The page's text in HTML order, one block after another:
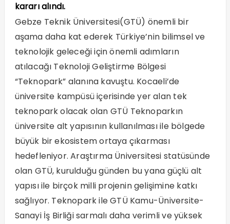
kararı alındı.
Gebze Teknik Üniversitesi(GTÜ) önemli bir
aşama daha kat ederek Türkiye’nin bilimsel ve
teknolojik geleceği için önemli adımların
atılacağı Teknoloji Geliştirme Bölgesi
“Teknopark” alanına kavuştu. Kocaeli’de
üniversite kampüsü içerisinde yer alan tek
teknopark olacak olan GTÜ Teknoparkın
üniversite alt yapısının kullanılması ile bölgede
büyük bir ekosistem ortaya çıkarması
hedefleniyor. Araştırma Üniversitesi statüsünde
olan GTÜ, kurulduğu günden bu yana güçlü alt
yapısı ile birçok milli projenin gelişimine katkı
sağlıyor. Teknopark ile GTÜ Kamu-Üniversite-
Sanayi İş Birliği sarmalı daha verimli ve yüksek